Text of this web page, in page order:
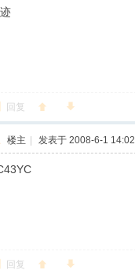
回复
楼主 | 发表于 2008-6-1 14:02
回复